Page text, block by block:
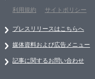
利用規約
サイトポリシー
プレスリリースはこちらへ
媒体資料および広告メニュー
記事に関するお問い合わせ